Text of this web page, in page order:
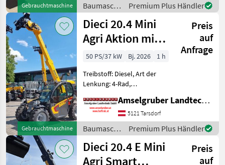
Gebrauchtmaschine
Baumaschinen
/ JCB
Premium Plus Händler
Gebrauchtmaschine
Dieci 20.4 Mini
Agri Aktion mit
Österreichpaket
Preis
auf
Anfrage
50 PS/37 kW Bj. 2026
1 h
Treibstoff: Diesel, Art der
Lenkung: 4-Rad,
Getriebeart Landmaschine:
Hydrostatgetriebe, hydr.
Werkzeugverriegelung,
Heizung, Sitzfederung,
Zusatzgew
Amselgruber Landtechnik GmbH
5121 Tarsdorf
Baumaschinen
/ Dieci
Premium Plus Händler
Dieci 20.4 E Mini
Agri Smart
Preis
auf